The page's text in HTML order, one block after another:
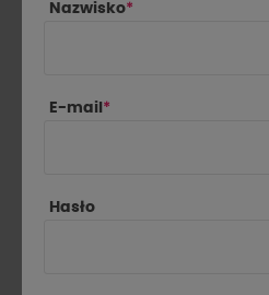
Nazwisko*
E-mail *
Hasło